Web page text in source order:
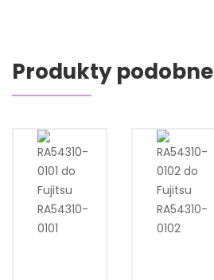
Produkty podobne